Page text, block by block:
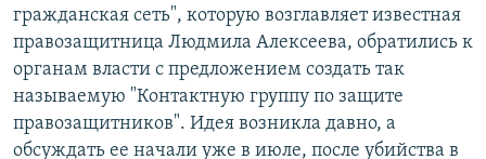
гражданская сеть", которую возглавляет известная
правозащитница Людмила Алексеева, обратились к
органам власти с предложением создать так
называемую "Контактную группу по защите
правозащитников". Идея возникла давно, а
обсуждать ее начали уже в июле, после убийства в